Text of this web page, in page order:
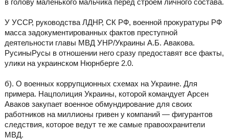
в голову маленького мальчика перед строем личного состава.
У УССР, руководства ЛДНР, СК РФ, военной прокуратуры РФ
масса задокументированных фактов преступной
деятельности главы МВД УНР/Украины А.Б. Авакова.
РусиныРусы в отношении него сразу предоставят все факты,
улики на украинском Нюрнберге 2.0.
б). О военных коррупционных схемах на Украине. Для
примера. Нацполиция Украины, которой командует Арсен
Аваков закупает военное обмундирование для своих
работников на миллионы гривен у компаний — фигурантов
следствия, которое ведут те же самые правоохранители
МВД.